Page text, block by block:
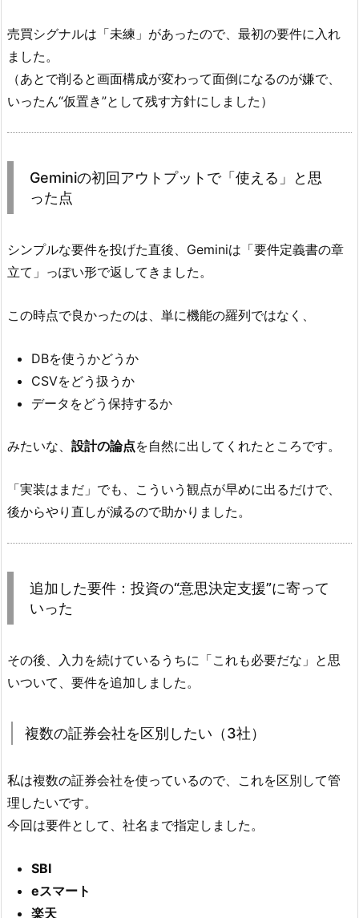
売買シグナルは「未練」があったので、最初の要件に入れ
ました。
（あとで削ると画面構成が変わって面倒になるのが嫌で、
いったん“仮置き”として残す方針にしました）
Geminiの初回アウトプットで「使える」と思
った点
シンプルな要件を投げた直後、Geminiは「要件定義書の章
立て」っぽい形で返してきました。
この時点で良かったのは、単に機能の羅列ではなく、
DBを使うかどうか
CSVをどう扱うか
データをどう保持するか
みたいな、 設計の論点を自然に出してくれたところです。
「実装はまだ」でも、こういう観点が早めに出るだけで、
後からやり直しが減るので助かりました。
追加した要件：投資の“意思決定支援”に寄って
いった
その後、入力を続けているうちに「これも必要だな」と思
いついて、要件を追加しました。
複数の証券会社を区別したい（3社）
私は複数の証券会社を使っているので、これを区別して管
理したいです。
今回は要件として、社名まで指定しました。
SBI
eスマート
楽天